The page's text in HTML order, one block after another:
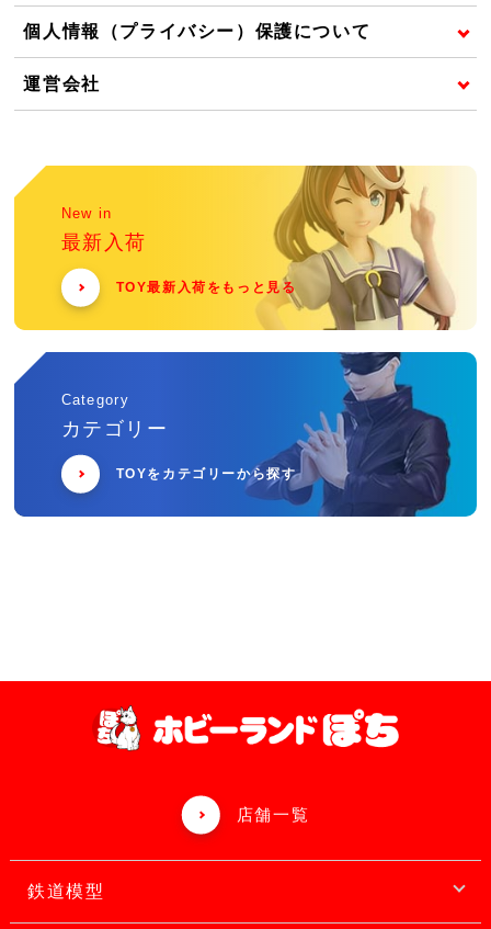
個人情報（プライバシー）保護について
運営会社
New in
最新入荷
TOY最新入荷をもっと見る
Category
カテゴリー
TOYをカテゴリーから探す
店舗一覧
鉄道模型